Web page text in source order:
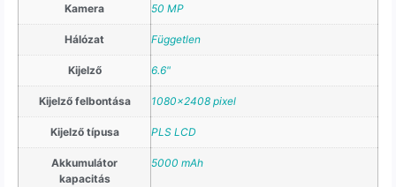
Kamera 50 MP
Hálózat Független
Kijelző 6.6"
Kijelző felbontása 1080×2408 pixel
Kijelző típusa PLS LCD
Akkumulátor
kapacitás
5000 mAh